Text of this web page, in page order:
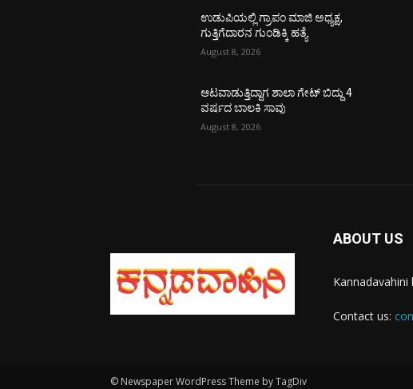
ಉಡುಪಿಯಲ್ಲಿ ಗ್ರಾಪಂ ಮಾಜಿ ಅಧ್ಯಕ್ಷ,
ಗುತ್ತಿಗೆದಾರನ ಗುಂಡಿಕ್ಕಿ ಹತ್ಯೆ
August 8, 2026
ಆಟವಾಡುತ್ತಿದ್ದಾಗ ಶಾಲಾ ಗೇಟ್‌ ಬಿದ್ದು 4
ವರ್ಷದ ಬಾಲಕಿ ಸಾವು
August 8, 2026
ABOUT US
Contact us:
© Newspaper WordPress Theme by TagDiv